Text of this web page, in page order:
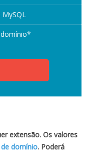
extensão. Os valores
domínio. Poderá